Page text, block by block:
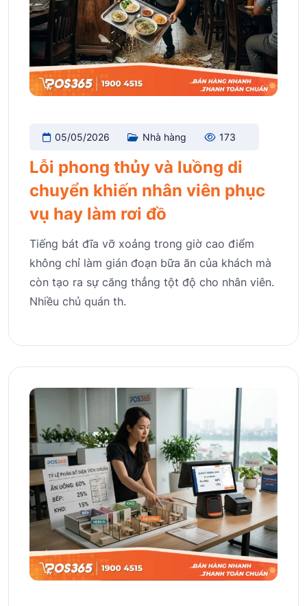
05/05/2026 Nhà hàng 173
Lỗi phong thủy và luồng di
chuyển khiến nhân viên phục
vụ hay làm rơi đồ
Tiếng bát đĩa vỡ xoảng trong giờ cao điểm
không chỉ làm gián đoạn bữa ăn của khách mà
còn tạo ra sự căng thẳng tột độ cho nhân viên.
Nhiều chủ quán th.